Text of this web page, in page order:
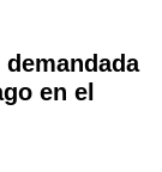
en el